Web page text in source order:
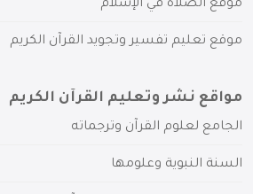
موقع الصلاة في الإسلام
موقع تعليم تفسير وتجويد القرآن الكريم
مواقع نشر وتعليم القرآن الكريم
الجامع لعلوم القرآن وترجماته
السنة النبوية وعلومها